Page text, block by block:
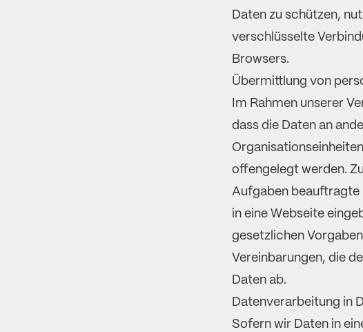
Daten zu schützen,
verschlüsselte
Browsers.
Übermittlung von
Im Rahmen unserer
dass die Daten an
offengelegt werden.
Aufgaben beauftragte
in eine Webseite
gesetzlichen
Vereinbarungen, die
Daten ab.
Datenverarbeitung in
Sofern wir Daten in